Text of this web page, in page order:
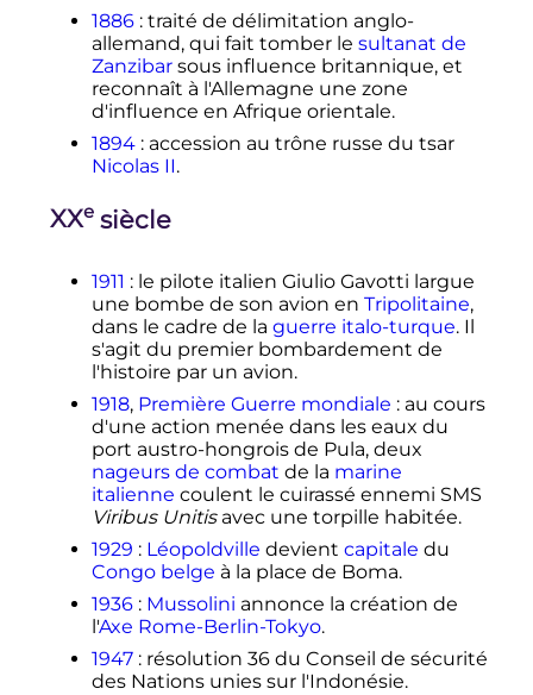
1886 : traité de délimitation anglo-
allemand, qui fait tomber le sultanat de
Zanzibarsous influence britannique, et
reconnaît à l'Allemagne une zone
d'influence en Afrique orientale.
1894 : accession au trône russe du tsar
Nicolas II.
XXe siècle
1911 : le pilote italien Giulio Gavotti largue
une bombe de son avion en Tripolitaine,
dans le cadre de la guerre italo-turque. Il
s'agit du premier bombardement de
l'histoire par un avion.
1918, Première Guerre mondiale : au cours
d'une action menée dans les eaux du
port austro-hongrois de Pula, deux
nageurs de combat de la marine
italienne coulent le cuirassé ennemi SMS
Viribus Unitisavec une torpille habitée.
1929 : Léopoldville devient capitale du
Congo belge à la place de Boma.
1936 : Mussolini annonce la création de
l'Axe Rome-Berlin-Tokyo.
1947 : résolution 36 du Conseil de sécurité
des Nations unies sur l'Indonésie.